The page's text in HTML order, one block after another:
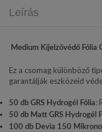
Leírás
Medium Kijelzővédő Fólia
Ez a csomag különböző
garantálják eszközeid
50 db GRS Hydrogél Fólia:
50 db Matt GRS Hydrogél
100 db Devia 150